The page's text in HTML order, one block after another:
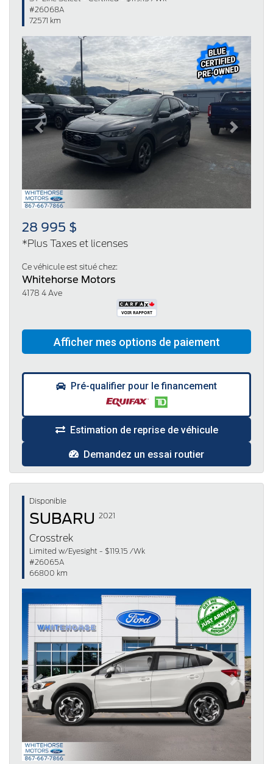
#26068A
72571 km
Previous Next
28 995 $
*Plus Taxes et licenses
Ce véhicule est situé chez:
Whitehorse Motors
4178 4 Ave
Pré-qualifier pour le financement
Estimation de reprise de véhicule
Demandez un essai routier
Disponible
SUBARU 2021
Crosstrek
Limited w/Eyesight - $119.15 /Wk
#26065A
66800 km
Previous Next